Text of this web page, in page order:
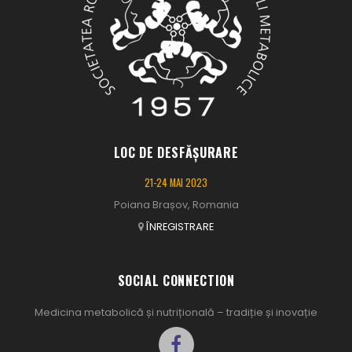
LOC DE DESFĂȘURARE
21-24 MAI 2023
Poiana Brașov, Romania
ÎNREGISTRARE
SOCIAL CONNECTION
Medicina metabolică și nutrițională – tradiție și inovație